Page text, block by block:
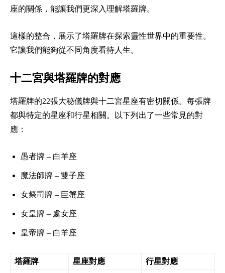
座的關係，能讓我們更深入理解塔羅牌。
這樣的整合，展示了塔羅牌在探索靈性世界中的重要性。
它讓我們能夠從不同角度看待人生。
十二宮與塔羅牌的對應
塔羅牌的22張大秘儀牌與十二宮星座有密切關係。每張牌
都與特定的星座和行星相關。以下列出了一些常見的對
應：
愚者牌 – 白羊座
魔法師牌 – 雙子座
女祭司牌 – 巨蟹座
女皇牌 – 處女座
皇帝牌 – 白羊座
塔羅牌 星座對應
行星對應